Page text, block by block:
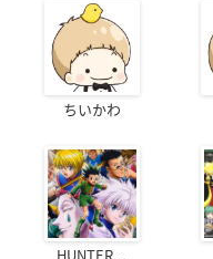
ちいかわ